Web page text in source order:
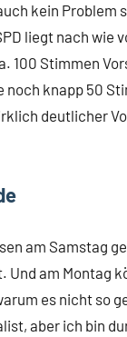
kein Problem
liegt nach wie
100 Stimmen
noch knapp 50
deutlicher
am Samstag
Und am Montag
es nicht so
aber ich bin